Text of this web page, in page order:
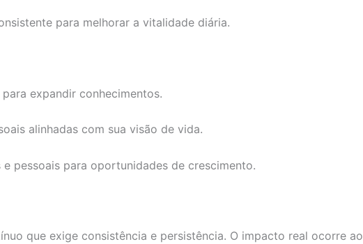
para melhorar a vitalidade diária.
expandir conhecimentos.
alinhadas com sua visão de vida.
pessoais para oportunidades de crescimento.
que exige consistência e persistência. O impacto real ocorre ao